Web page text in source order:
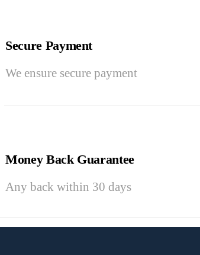
Secure Payment
We ensure secure payment
Money Back Guarantee
Any back within 30 days